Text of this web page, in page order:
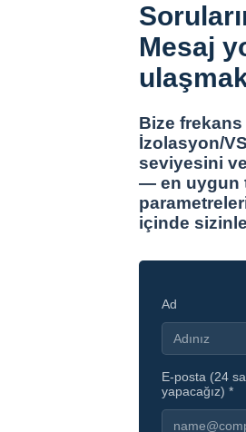
Mesaj
Bize frekans
İzolasyon/
seviyesini
— en uygun
içinde
Ad
E-posta (24
yapacağız) *